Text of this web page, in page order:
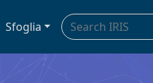
Sfoglia